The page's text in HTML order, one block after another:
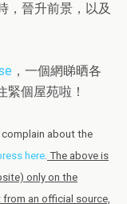
，晉升前景，以及
，一個網睇晒各
緊個屋苑啦！
about the
here. The above is
only on the
an official source,